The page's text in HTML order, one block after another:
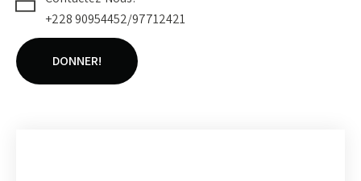
+228 90954452/97712421
DONNER!